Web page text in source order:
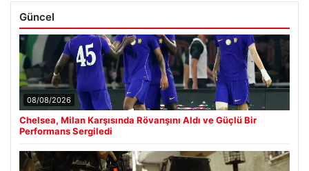
Güncel
08/08/2026
Chelsea, Milan Karşısında Rövanşını Aldı ve Güçlü Bir
Performans Sergiledi